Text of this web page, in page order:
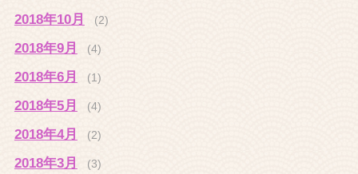
2018年10月 (2)
2018年9月 (4)
2018年6月 (1)
2018年5月 (4)
2018年4月 (2)
2018年3月 (3)